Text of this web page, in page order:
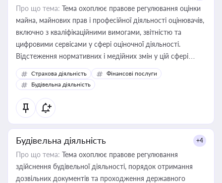
Про що тема: Тема охоплює правове регулювання оцінки
майна, майнових прав і професійної діяльності оцінювачів,
включно з кваліфікаційними вимогами, звітністю та
цифровими сервісами у сфері оціночної діяльності.
Відстеження нормативних і медійних змін у цій сфері
корисне для власника бізнесу, керівника, юриста або
бухгалтера під час оподаткування, приватизації, оренди
державного майна, корпоративних угод і перевірки
статусу суб'єктів оціночної діяльності
Страхова діяльність
Фінансові послуги
Будівельна діяльність
Будівельна діяльність +4
Про що тема: Тема охоплює правове регулювання
здійснення будівельної діяльності, порядок отримання
дозвільних документів та проходження державного